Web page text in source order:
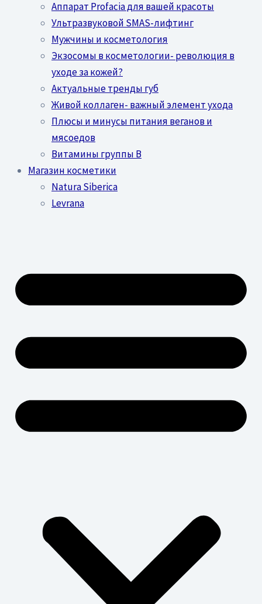
Аппарат Profacia для вашей красоты
Ультразвуковой SMAS-лифтинг
Мужчины и косметология
Экзосомы в косметологии- революция в
уходе за кожей?
Актуальные тренды губ
Живой коллаген- важный элемент ухода
Плюсы и минусы питания веганов и
мясоедов
Витамины группы В
Магазин косметики
Natura Siberica
Levrana